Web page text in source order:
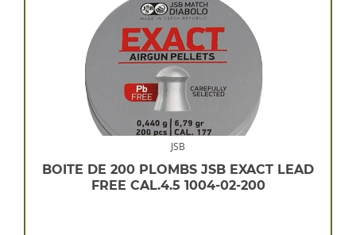
JSB
BOITE DE 200 PLOMBS JSB EXACT LEAD
FREE CAL.4.5 1004-02-200